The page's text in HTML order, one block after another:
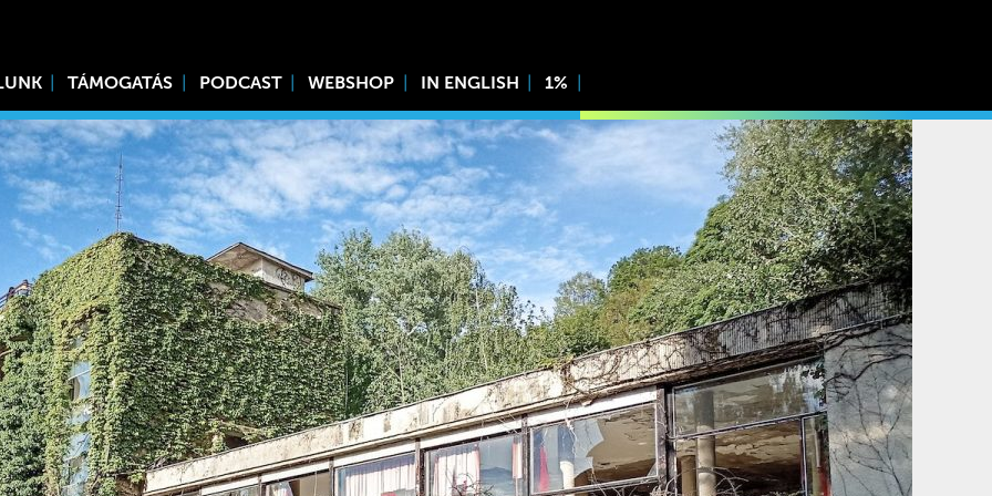
TÁMOGATÁS PODCAST WEBSHOP IN ENGLISH 1%